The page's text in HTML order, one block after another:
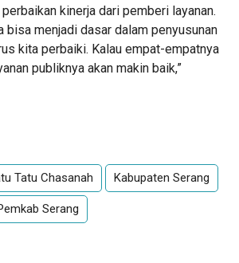
kinerja dari pemberi layanan.
menjadi dasar dalam penyusunan
kita perbaiki. Kalau empat-empatnya
publiknya akan makin baik,”
Tatu Chasanah Kabupaten Serang
Serang